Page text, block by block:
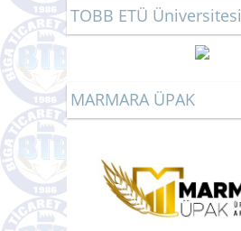
TOBB ETÜ Üniversitesi
MARMARA ÜPAK